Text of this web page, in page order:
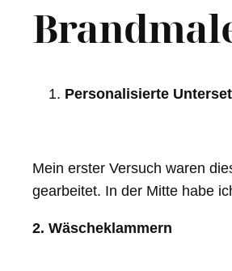
Personalisierte
Mein erster Versuch waren
gearbeitet. In der Mitte habe
2. Wäscheklammern